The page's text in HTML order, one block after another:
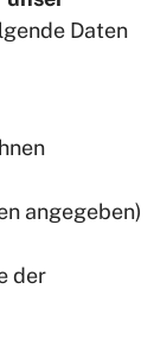
Daten
angegeben)
der